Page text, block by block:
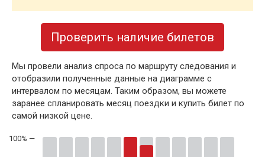
Проверить наличие билетов
Мы провели анализ спроса по маршруту следования и
отобразили полученные данные на диаграмме с
интервалом по месяцам. Таким образом, вы можете
заранее спланировать месяц поездки и купить билет по
самой низкой цене.